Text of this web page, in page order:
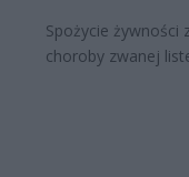
Spożycie
choroby zwanej